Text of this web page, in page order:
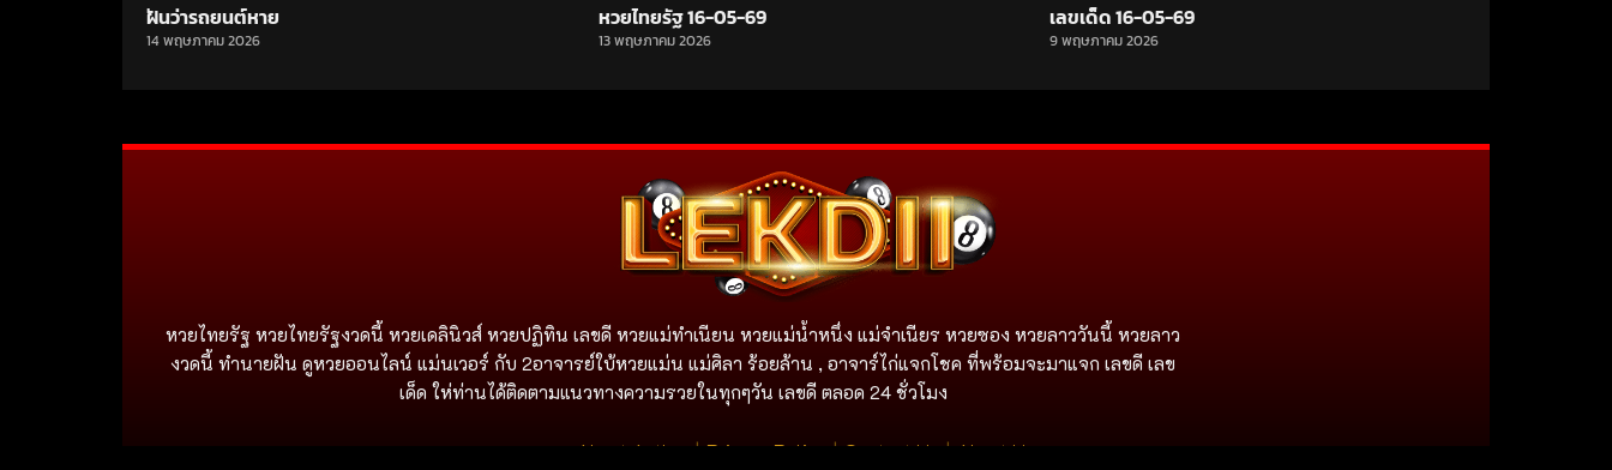
ฝันว่ารถยนต์หาย
14 พฤษภาคม 2026
หวยไทยรัฐ 16-05-69
13 พฤษภาคม 2026
เลขเด็ด 16-05-69
9 พฤษภาคม 2026
หวยไทยรัฐ หวยไทยรัฐงวดนี้ หวยเดลินิวส์ หวยปฏิทิน เลขดี หวยแม่ทำเนียน หวยแม่น้ำหนึ่ง แม่จําเนียร หวยซอง หวยลาววันนี้ หวยลาว
งวดนี้ ทำนายฝัน ดูหวยออนไลน์ แม่นเวอร์ กับ 2อาจารย์ใบ้หวยแม่น แม่ศิลา ร้อยล้าน , อาจาร์ไก่แจกโชค ที่พร้อมจะมาแจก เลขดี เลข
เด็ด ให่ท่านได้ติดตามแนวทางความรวยในทุกๆวัน เลขดี ตลอด 24 ชั่วโมง
About Authur | Privacy Policy | Contact Us | About Us